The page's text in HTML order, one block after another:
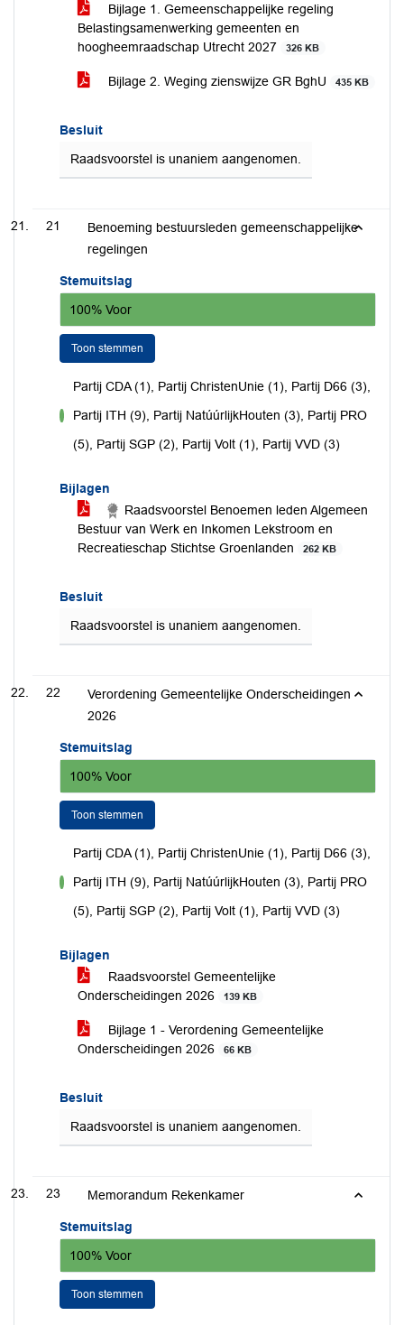
Bijlage 1. Gemeenschappelijke regeling
Belastingsamenwerking gemeenten en
hoogheemraadschap Utrecht 2027
326 KB
Bijlage 2. Weging zienswijze GR BghU 435 KB
Besluit
Raadsvoorstel is unaniem aangenomen.
21
Benoeming bestuursleden gemeenschappelijke
regelingen
Stemuitslag
100% Voor
Toon stemmen
Partij CDA (1), Partij ChristenUnie (1), Partij D66 (3),
Partij ITH (9), Partij NatúúrlijkHouten (3), Partij PRO
(5), Partij SGP (2), Partij Volt (1), Partij VVD (3)
Bijlagen
Raadsvoorstel Benoemen leden Algemeen
Bestuur van Werk en Inkomen Lekstroom en
Recreatieschap Stichtse Groenlanden
262 KB
Besluit
Raadsvoorstel is unaniem aangenomen.
22
Verordening Gemeentelijke Onderscheidingen
2026
Stemuitslag
100% Voor
Toon stemmen
Partij CDA (1), Partij ChristenUnie (1), Partij D66 (3),
Partij ITH (9), Partij NatúúrlijkHouten (3), Partij PRO
(5), Partij SGP (2), Partij Volt (1), Partij VVD (3)
Bijlagen
Raadsvoorstel Gemeentelijke
Onderscheidingen 2026
139 KB
Bijlage 1 - Verordening Gemeentelijke
Onderscheidingen 2026
66 KB
Besluit
Raadsvoorstel is unaniem aangenomen.
23 Memorandum Rekenkamer
Stemuitslag
100% Voor
Toon stemmen